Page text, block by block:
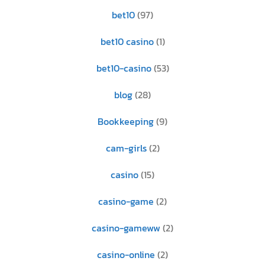
bet10(97)
bet10 casino(1)
bet10-casino(53)
blog(28)
Bookkeeping(9)
cam-girls(2)
casino(15)
casino-game (2)
casino-gameww(2)
casino-online (2)